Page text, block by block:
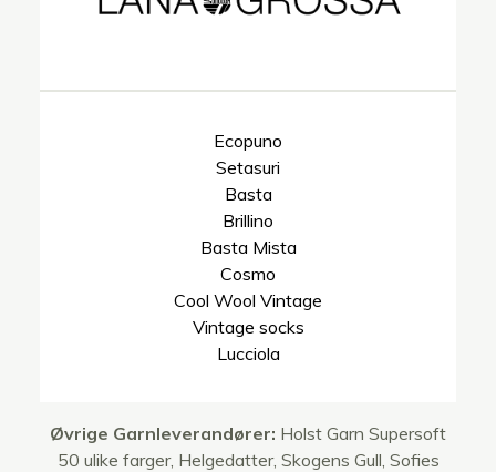
Ecopuno
Setasuri
Basta
Brillino
Basta Mista
Cosmo
Cool Wool Vintage
Vintage socks
Lucciola
Øvrige Garnleverandører: Holst Garn Supersoft
50 ulike farger, Helgedatter, Skogens Gull, Sofies